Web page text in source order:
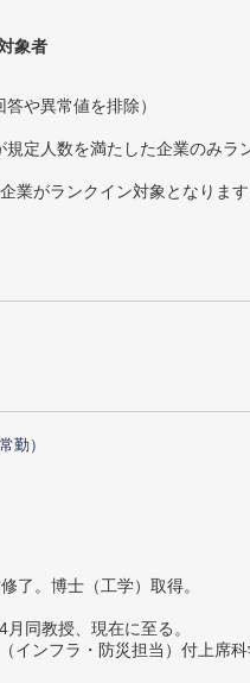
象者
や異常値を排除）
定人数を満たした企業のみラ
がランクイン対象となります
勤）
了。博士（工学）取得。
同教授、現在に至る。
ンフラ・防災担当）付上席科